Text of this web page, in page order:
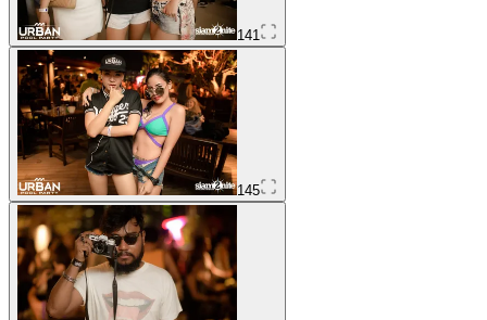
141
145